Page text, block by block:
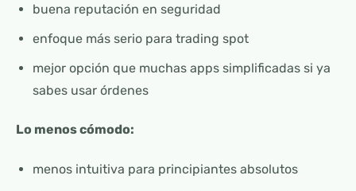
buena reputación en seguridad
enfoque más serio para trading spot
mejor opción que muchas apps simplificadas si ya
sabes usar órdenes
Lo menos cómodo:
menos intuitiva para principiantes absolutos